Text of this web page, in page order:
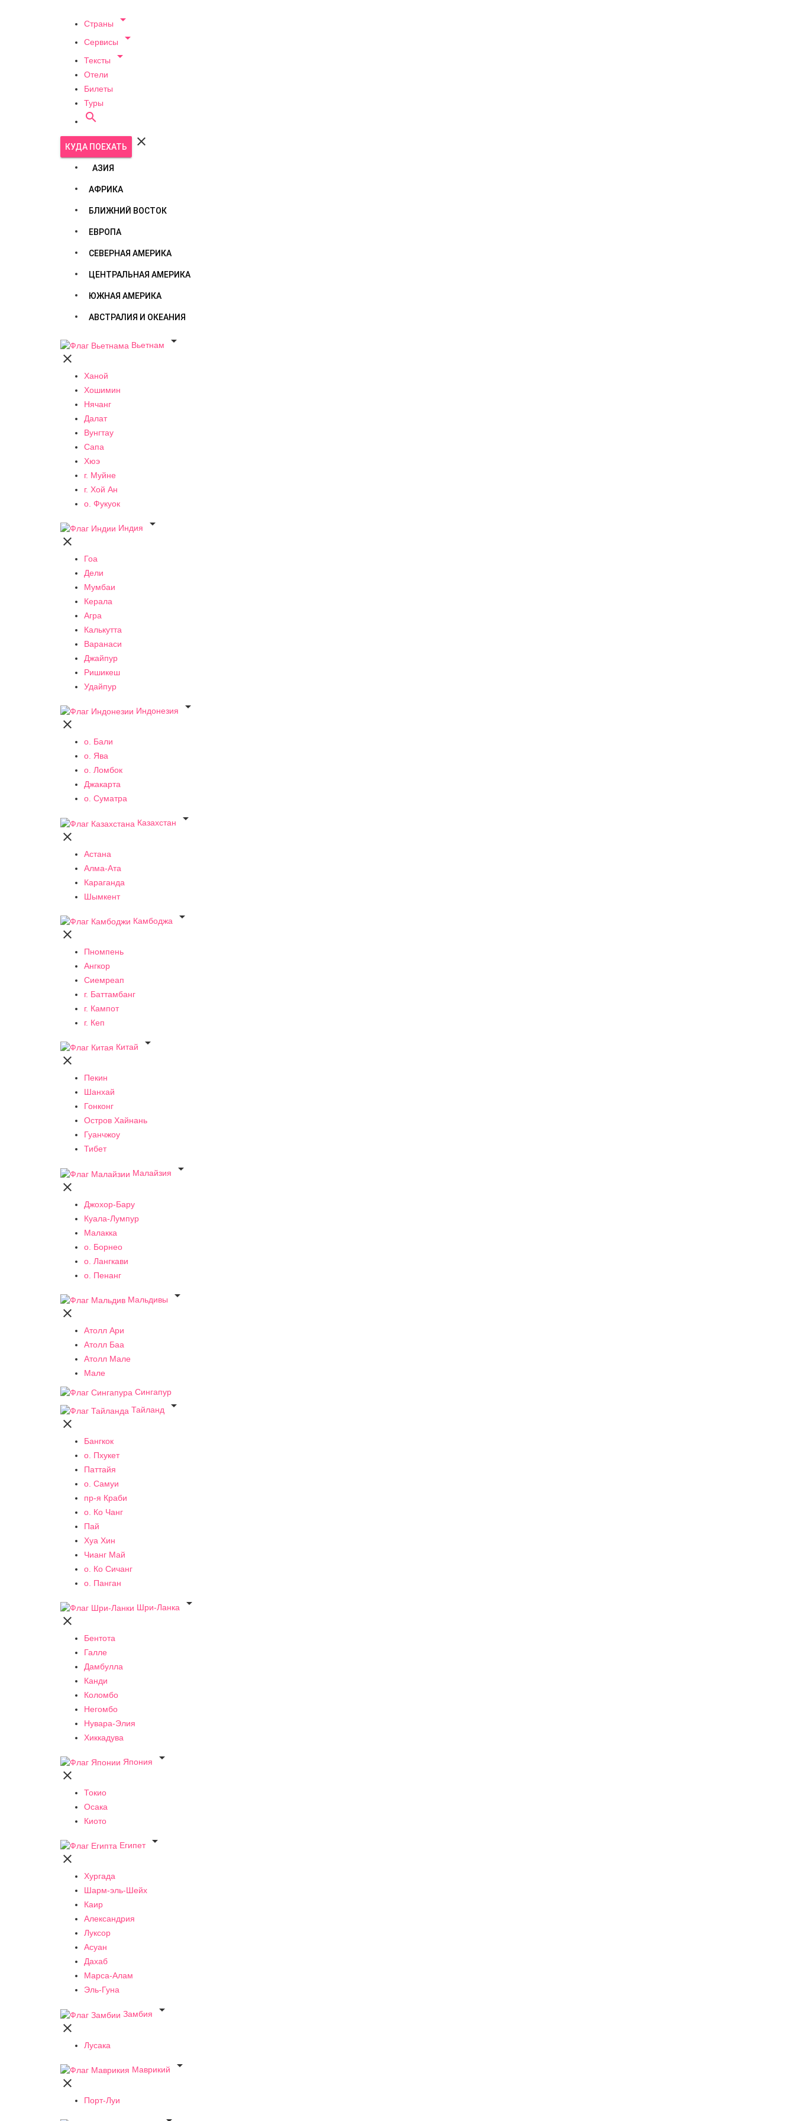
Страны 
Сервисы 
Тексты 
Отели
Билеты
Туры

КУДА ПОЕХАТЬ 
АЗИЯ
АФРИКА
БЛИЖНИЙ ВОСТОК
ЕВРОПА
СЕВЕРНАЯ АМЕРИКА
ЦЕНТРАЛЬНАЯ АМЕРИКА
ЮЖНАЯ АМЕРИКА
АВСТРАЛИЯ И ОКЕАНИЯ
Вьетнам


Ханой
Хошимин
Нячанг
Далат
Вунгтау
Сапа
Хюэ
г. Муйне
г. Хой Ан
о. Фукуок
Индия


Гоа
Дели
Мумбаи
Керала
Агра
Калькутта
Варанаси
Джайпур
Ришикеш
Удайпур
Индонезия


о. Бали
о. Ява
о. Ломбок
Джакарта
о. Суматра
Казахстан


Астана
Алма-Ата
Караганда
Шымкент
Камбоджа


Пномпень
Ангкор
Сиемреап
г. Баттамбанг
г. Кампот
г. Кеп
Китай


Пекин
Шанхай
Гонконг
Остров Хайнань
Гуанчжоу
Тибет
Малайзия


Джохор-Бару
Куала-Лумпур
Малакка
о. Борнео
о. Лангкави
о. Пенанг
Мальдивы


Атолл Ари
Атолл Баа
Атолл Мале
Мале
Сингапур
Тайланд


Бангкок
о. Пхукет
Паттайя
о. Самуи
пр-я Краби
о. Ко Чанг
Пай
Хуа Хин
Чианг Май
о. Ко Сичанг
о. Панган
Шри-Ланка


Бентота
Галле
Дамбулла
Канди
Коломбо
Негомбо
Нувара-Элия
Хиккадува
Япония


Токио
Осака
Киото
Египет


Хургада
Шарм-эль-Шейх
Каир
Александрия
Луксор
Асуан
Дахаб
Марса-Алам
Эль-Гуна
Замбия


Лусака
Маврикий


Порт-Луи